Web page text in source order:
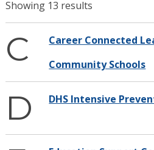
Showing 13 results
C
Career Connected
Community Schools
D DHS Intensive